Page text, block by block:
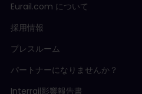
Eurail.com について
採用情報
プレスルーム
パートナーになりませんか？
Interrail影響報告書